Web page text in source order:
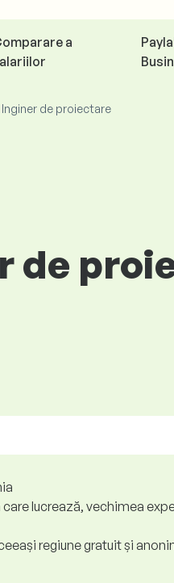
a
Inginer de proiectare
de
lucrează, vechimea
regiune gratuit și